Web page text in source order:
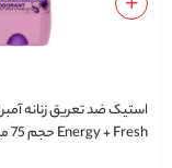
استیک ضد تعریق زنانه
Energy + Fresh حجم 75 میلی لیتر